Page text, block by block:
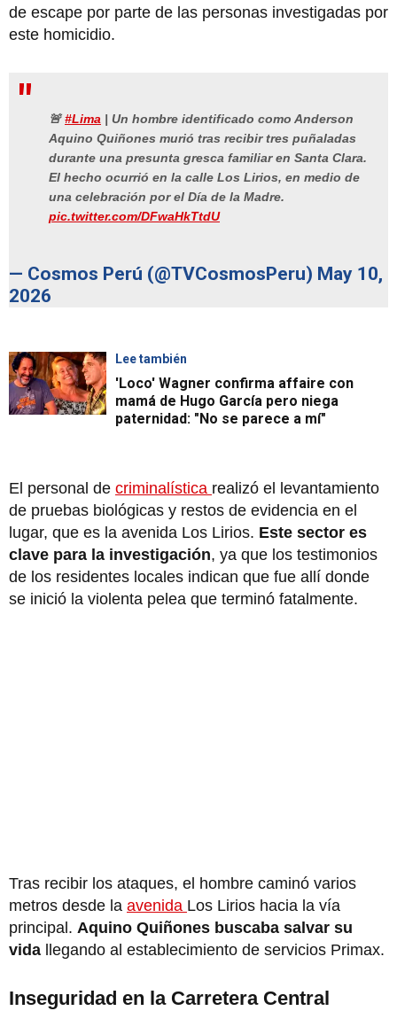
de escape por parte de las personas investigadas por
este homicidio.
🚨#Lima | Un hombre identificado como Anderson
Aquino Quiñones murió tras recibir tres puñaladas
durante una presunta gresca familiar en Santa Clara.
El hecho ocurrió en la calle Los Lirios, en medio de
una celebración por el Día de la Madre.
pic.twitter.com/DFwaHkTtdU
— Cosmos Perú (@TVCosmosPeru) May 10,
2026
Lee también
'Loco' Wagner confirma affaire con
mamá de Hugo García pero niega
paternidad: "No se parece a mí"
El personal de criminalística realizó el levantamiento
de pruebas biológicas y restos de evidencia en el
lugar, que es la avenida Los Lirios. Este sector es
clave para la investigación, ya que los testimonios
de los residentes locales indican que fue allí donde
se inició la violenta pelea que terminó fatalmente.
Tras recibir los ataques, el hombre caminó varios
metros desde la avenida Los Lirios hacia la vía
principal. Aquino Quiñones buscaba salvar su
vida llegando al establecimiento de servicios Primax.
Inseguridad en la Carretera Central